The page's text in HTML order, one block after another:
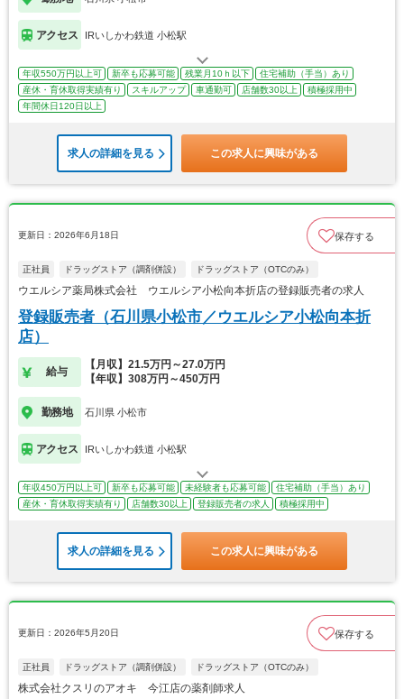
アクセス IRいしかわ鉄道 小松駅
年収550万円以上可 新卒も応募可能 残業月10ｈ以下
住宅補助（手当）あり
産休・育休取得実績有り
スキルアップ 車通勤可 店舗数30以上
積極採用中
年間休日120日以上
求人の詳細を見る この求人に興味がある
更新日：2026年6月18日 保存する
正社員 ドラッグストア（調剤併設） ドラッグストア（OTCのみ）
ウエルシア薬局株式会社 ウエルシア小松向本折店の登録販売者の求人
登録販売者（石川県小松市／ウエルシア小松向本折
店）
給与
【月収】21.5万円～27.0万円
【年収】308万円～450万円
勤務地 石川県 小松市
アクセス IRいしかわ鉄道 小松駅
年収450万円以上可 新卒も応募可能 未経験者も応募可能
住宅補助（手当）あり
産休・育休取得実績有り
店舗数30以上 登録販売者の求人 積極採用中
求人の詳細を見る この求人に興味がある
更新日：2026年5月20日 保存する
正社員 ドラッグストア（調剤併設） ドラッグストア（OTCのみ）
株式会社クスリのアオキ 今江店の薬剤師求人